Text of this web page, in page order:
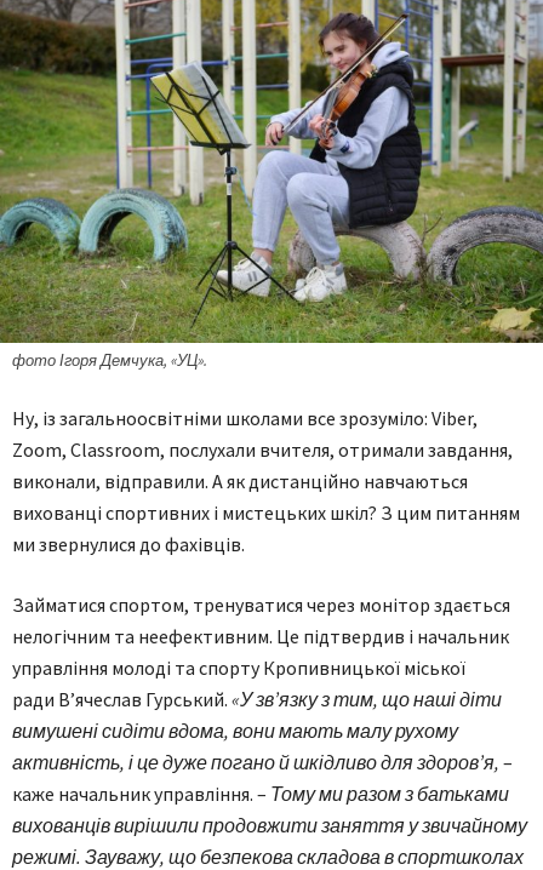
фото Ігоря Демчука, «УЦ».
Ну, із загальноосвітніми школами все зрозуміло: Viber,
Zoom, Classroom, послухали вчителя, отримали завдання,
виконали, відправили. А як дистанційно навчаються
вихованці спортивних і мистецьких шкіл? З цим питанням
ми звернулися до фахівців.
Займатися спортом, тренуватися через монітор здається
нелогічним та неефективним. Це підтвердив і начальник
управління молоді та спорту Кропивницької міської
ради В’ячеслав Гурський. «У зв’язку з тим, що наші діти
вимушені сидіти вдома, вони мають малу рухому
активність, і це дуже погано й шкідливо для здоров’я, –
каже начальник управління. – Тому ми разом з батьками
вихованців вирішили продовжити заняття у звичайному
режимі. Зауважу, що безпекова складова в спорт­школах